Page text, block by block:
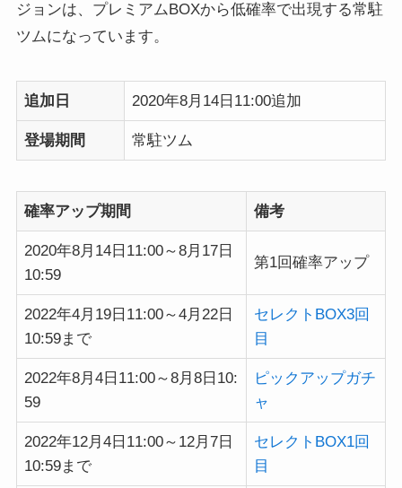
ジョンは、プレミアムBOXから低確率で出現する常駐
ツムになっています。
追加日 2020年8月14日11:00追加
登場期間 常駐ツム
確率アップ期間 備考
2020年8月14日11:00～8月17日
10:59
第1回確率アップ
2022年4月19日11:00～4月22日
10:59まで
セレクトBOX3回
目
2022年8月4日11:00～8月8日10:
59
ピックアップガチ
ャ
2022年12月4日11:00～12月7日
10:59まで
セレクトBOX1回
目